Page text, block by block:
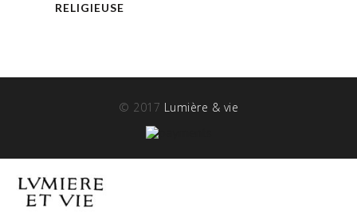
RELIGIEUSE
© 2017 Lumière & vie